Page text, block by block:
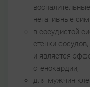
негативные
в сосудистой
стенки
и является
стенокардии;
для мужчин